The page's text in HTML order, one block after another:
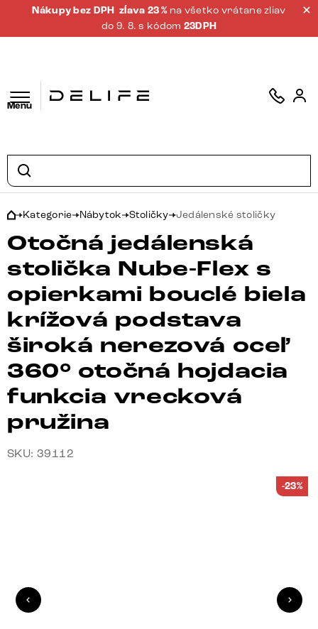
Nákupy bez DPH zĺava 23 % na všetko vrátane zliav
do 9. 8. s kódom 23DPH
Menu
Kategorie Nábytok Stoličky Jedálenské stoličky
Otočná jedálenská
stolička Nube-Flex s
opierkami bouclé biela
krížová podstava
široká nerezová oceľ
360° otočná hojdacia
funkcia vrecková
pružina
SKU: 39112
-23%